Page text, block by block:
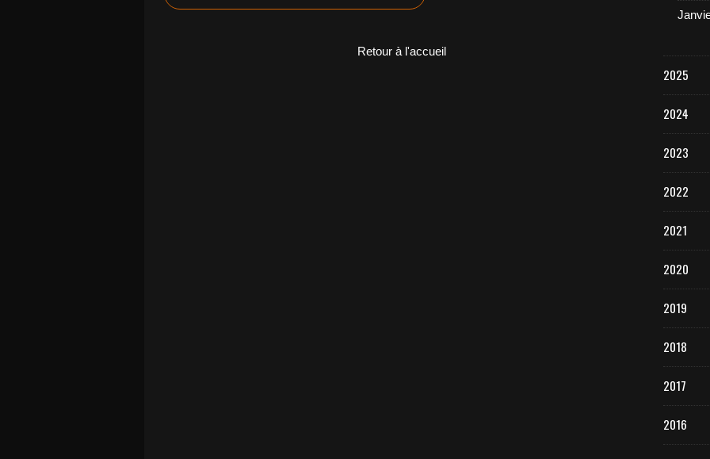
Retour à l'accueil
2025
2024
2023
2022
2021
2020
2019
2018
2017
2016